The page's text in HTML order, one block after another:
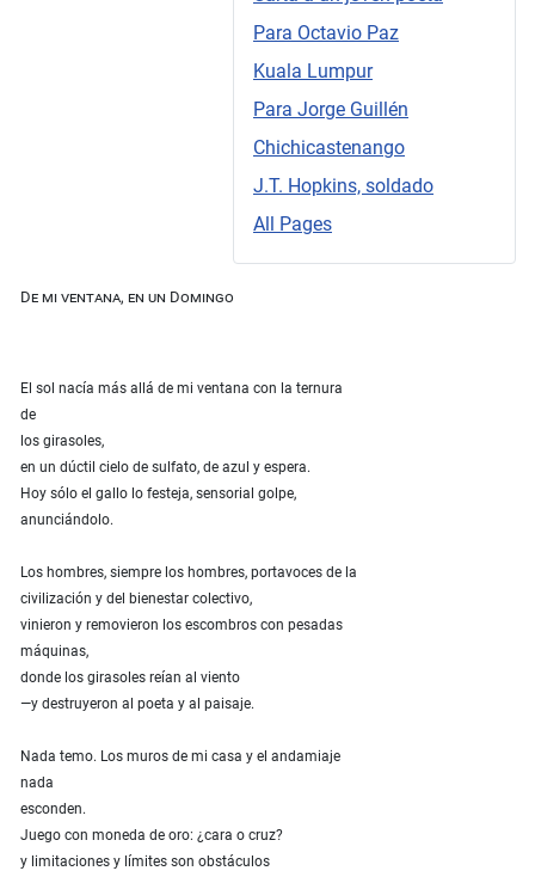
Para Octavio Paz
Kuala Lumpur
Para Jorge Guillén
Chichicastenango
J.T. Hopkins, soldado
All Pages
De mi ventana, en un Domingo
El sol nacía más allá de mi ventana con la ternura
de
los girasoles,
en un dúctil cielo de sulfato, de azul y espera.
Hoy sólo el gallo lo festeja, sensorial golpe,
anunciándolo.
Los hombres, siempre los hombres, portavoces de la
civilización y del bienestar colectivo,
vinieron y removieron los escombros con pesadas
máquinas,
donde los girasoles reían al viento
—y destruyeron al poeta y al paisaje.
Nada temo. Los muros de mi casa y el andamiaje
nada
esconden.
Juego con moneda de oro: ¿cara o cruz?
y limitaciones y límites son obstáculos